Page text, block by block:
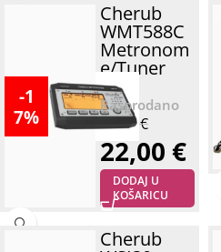
-1
7%
Cherub
WMT588C
Metronom
e/Tuner
26,55€
22,00 €
DODAJ U
KOŠARICU
Cherub